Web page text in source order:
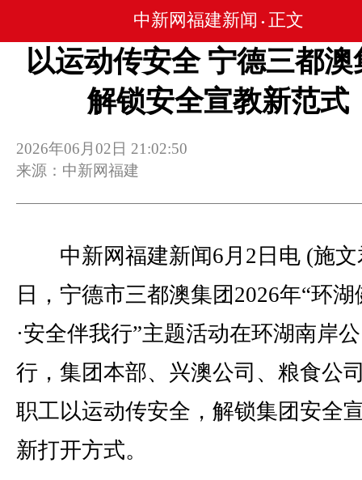
中新网福建新闻 • 正文
以运动传安全 宁德三都澳
解锁安全宣教新范式
2026年06月02日 21:02:50
来源：中新网福建
中新网福建新闻6月2日电 (施文
日，宁德市三都澳集团2026年“环
·安全伴我行”主题活动在环湖南岸
行，集团本部、兴澳公司、粮食公
职工以运动传安全，解锁集团安全
新打开方式。